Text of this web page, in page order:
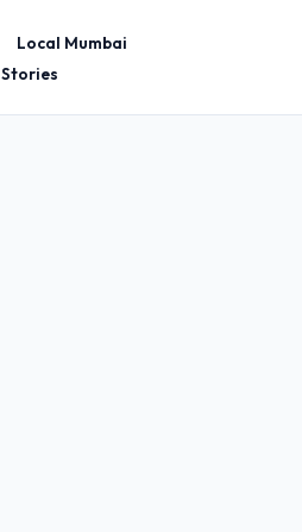
Local Mumbai
Stories